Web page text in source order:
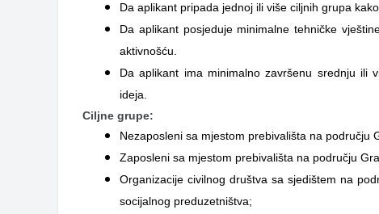
Da aplikant pripada jednoj ili više ciljnih grupa
Da aplikant posjeduje minimalne tehničke
aktivnošću.
Da aplikant ima minimalno završenu srednju ili
ideja.
Ciljne grupe:
Nezaposleni sa mjestom prebivališta na području
Zaposleni sa mjestom prebivališta na području
Organizacije civilnog društva sa sjedištem na
socijalnog preduzetništva;